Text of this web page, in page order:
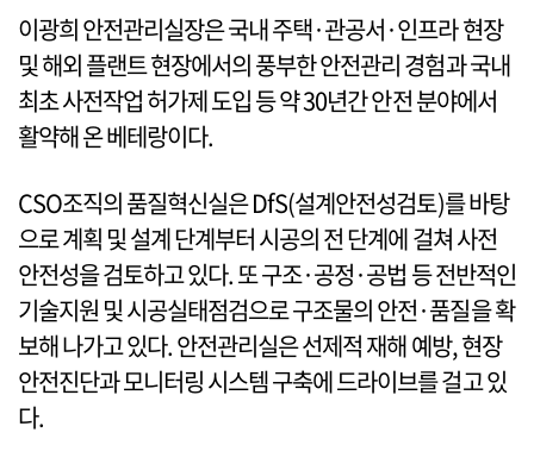
이광희 안전관리실장은 국내 주택·관공서·인프라 현장
및 해외 플랜트 현장에서의 풍부한 안전관리 경험과 국내
최초 사전작업 허가제 도입 등 약 30년간 안전 분야에서
활약해 온 베테랑이다.
CSO조직의 품질혁신실은 DfS(설계안전성검토)를 바탕
으로 계획 및 설계 단계부터 시공의 전 단계에 걸쳐 사전
안전성을 검토하고 있다. 또 구조·공정·공법 등 전반적인
기술지원 및 시공실태점검으로 구조물의 안전·품질을 확
보해 나가고 있다. 안전관리실은 선제적 재해 예방, 현장
안전진단과 모니터링 시스템 구축에 드라이브를 걸고 있
다.